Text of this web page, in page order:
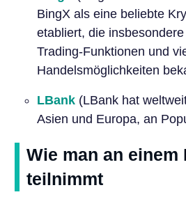
BingX als eine beliebte
etabliert, die
Trading-Funktionen und
Handelsmöglichkeiten
LBank(LBank hat
Asien und Europa, an
Wie man an einem
teilnimmt